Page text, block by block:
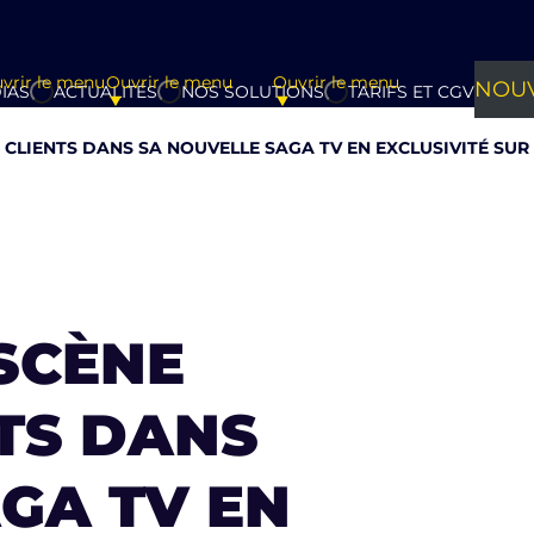
le menu
ACTUALITÉSOuvrir le menuNOS SOLUTIONSOuvrir le menuTARIFS ET CGV
DANS SA NOUVELLE SAGA TV EN EXCLUSIVITÉ
DANS
TV EN